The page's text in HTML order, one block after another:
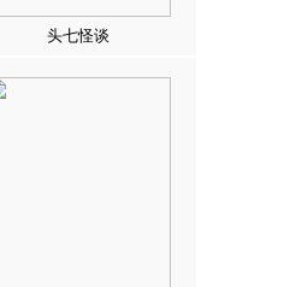
头七怪谈